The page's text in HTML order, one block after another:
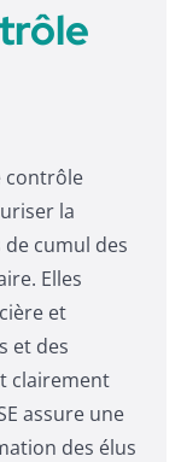
contrôle
la
de cumul des
Elles
et
et des
clairement
assure une
des élus